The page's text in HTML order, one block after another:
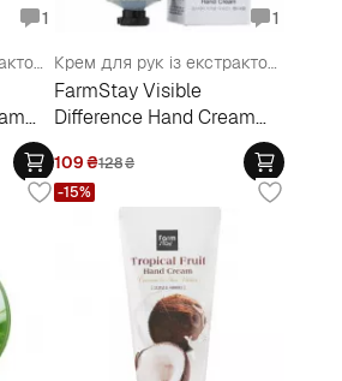
1
Крем для рук з екстрактом оливи
1
Крем для рук із екстрактом чорних перлин
FarmStay Visible
Difference Hand Cream
109₴128₴
-15%